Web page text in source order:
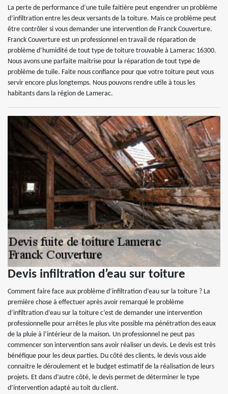
La perte de performance d’une tuile faitière peut engendrer un problème
d’infiltration entre les deux versants de la toiture. Mais ce problème peut
être contrôler si vous demander une intervention de Franck Couverture.
Franck Couverture est un professionnel en travail de réparation de
problème d’humidité de tout type de toiture trouvable à Lamerac 16300.
Nous avons une parfaite maitrise pour la réparation de tout type de
problème de tuile. Faite nous confiance pour que votre toiture peut vous
servir encore plus longtemps. Nous pouvons rendre utile à tous les
habitants dans la région de Lamerac.
Devis infiltration d’eau sur toiture
Comment faire face aux problème d’infiltration d’eau sur la toiture ? La
première chose à effectuer après avoir remarqué le problème
d’infiltration d’eau sur la toiture c’est de demander une intervention
professionnelle pour arrêtes le plus vite possible ma pénétration des eaux
de la pluie à l’intérieur de la maison. Un professionnel ne peut pas
commencer son intervention sans avoir réaliser un devis. Le devis est très
bénéfique pour les deux parties. Du côté des clients, le devis vous aide
connaitre le déroulement et le budget estimatif de la réalisation de leurs
projets. Et dans d’autre côté, le devis permet de déterminer le type
d’intervention adapté au toit du client.